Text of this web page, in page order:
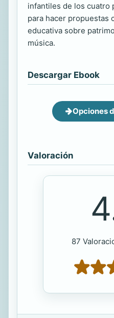
infantiles de los cuatro
para hacer propuestas
educativa sobre
música.
Descargar Ebook
Opciones
Valoración
87